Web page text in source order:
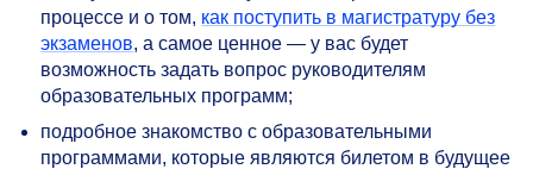
процессе и о том, как поступить в магистратуру без
экзаменов, а самое ценное — у вас будет
возможность задать вопрос руководителям
образовательных программ;
подробное знакомство с образовательными
программами, которые являются билетом в будущее